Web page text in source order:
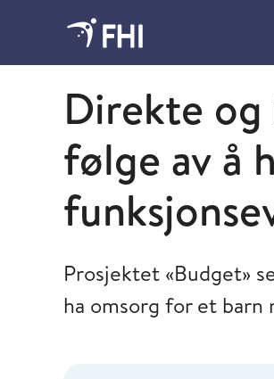
Folkehelseinstituttet
Direkte
følge av å
Prosjektet «Budget»
ha omsorg for et barn